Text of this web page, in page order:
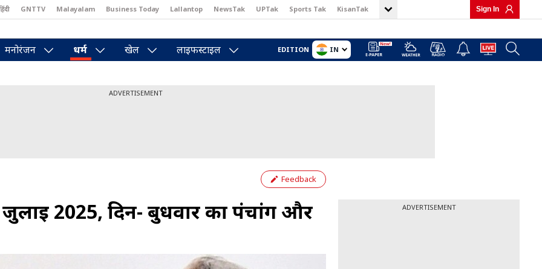
GNTTV Malayalam Business Today Lallantop NewsTak UPTak Sports Tak KisanTak Sign In
मनोरंजन धर्म खेल लाइफस्टाइल EDITION IN
ADVERTISEMENT
Feedback
2025, दिन- बुधवार का पंचांग और
ADVERTISEMENT